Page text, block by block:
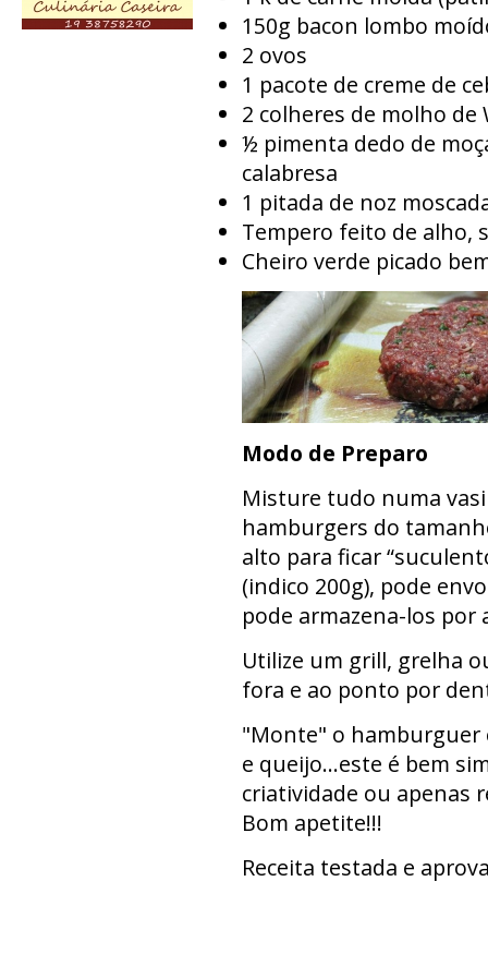
150g bacon lombo
2 ovos
1 pacote de creme de
2 colheres de molho
½ pimenta dedo de
calabresa
1 pitada de noz
Tempero feito de alho,
Cheiro verde picado
Modo de Preparo
Misture tudo numa
hamburgers do
alto para ficar
(indico 200g), pode
pode armazena-los por
Utilize um grill, grelha
fora e ao ponto por
"Monte" o hamburguer
e queijo...este é bem
criatividade ou apenas
Bom apetite!!!
Receita testada e